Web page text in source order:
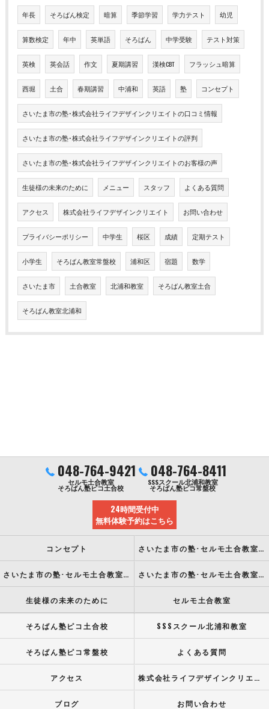
年長 そろばん検定 暗算 季節学習 学力テスト 幼児
算数検定 年中 英単語 そろばん 中学受験 テスト対策
英検 英会話 作文 夏期講習 漢検CBT フラッシュ暗算
西堀 土合 春期講習 中浦和 英語 塾 コンセプト
さいたま市の塾･株式会社ライフデザインクリエイトの口コミ情報
さいたま市の塾･株式会社ライフデザインクリエイトの評判
さいたま市の塾･株式会社ライフデザインクリエイトのお客様の声
生徒様の未来のために メニュー スタッフ よくある質問
アクセス 株式会社ライフデザインクリエイト お問い合わせ
プライバシーポリシー 中学生 桜区 成績 定期テスト
小学生 そろばん教室常盤校 浦和区 宿題 数学
さいたま市 土合教室 北浦和教室 そろばん教室土合
そろばん教室北浦和
048-764-9421
セルモ土合教室
そろばん塾ピコ土合校
048-764-8411
SSSスクール北浦和教室
そろばん塾ピコ常盤校
24時間受付中
無料体験予約はこちら
コンセプト さいたま市の塾･セルモ土合教室の口コミ情報
さいたま市の塾･セルモ土合教室の評判 さいたま市の塾･セルモ土合教室のお客様の声
生徒様の未来のために セルモ土合教室
そろばん塾ピコ土合校 SSSスクール北浦和教室
そろばん塾ピコ常盤校 よくある質問
アクセス 株式会社ライフデザインクリエイト
ブログ お問い合わせ